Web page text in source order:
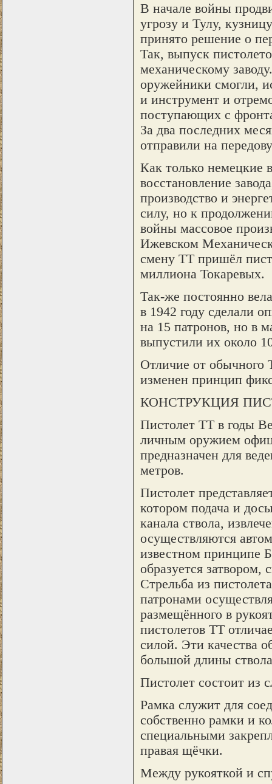
В начале войны
угрозу и Тулу,
принято решение о
Так, выпуск
механическому
оружейники смогли,
и инструмент и
поступающих с
За два последних
отправили на
Как только немецкие
восстановление
производство и
силу, но к
войны массовое
Ижевском
смену ТТ пришёл
миллиона Токаревых.
Так-же постоянно
в 1942 году сделали
на 15 патронов, но в
выпустили их около
Отличие от обычного
изменен принцип
КОНСТРУКЦИЯ
Пистолет ТТ в годы
личным оружием
предназначен для
метров.
Пистолет
котором подача и
канала ствола,
осуществляются
известном принципе
образуется затвором,
Стрельба из
патронами
размещённого в
пистолетов ТТ
силой. Эти качества
большой длины
Пистолет состоит из
Рамка служит для
собственно рамки и
специальными
правая щёчки.
Между рукояткой и